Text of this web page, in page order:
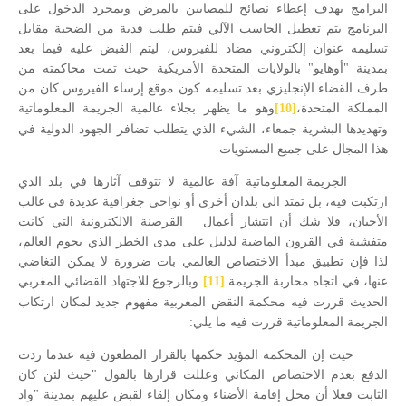
البرامج بهدف إعطاء نصائح للمصابين بالمرض وبمجرد الدخول على
البرنامج يتم تعطيل الحاسب الآلي فيتم طلب فدية من الضحية مقابل
تسليمه عنوان إلكتروني مضاد للفيروس، ليتم القبض عليه فيما بعد
بمدينة "أوهايو" بالولايات المتحدة الأمريكية حيث تمت محاكمته من
طرف القضاء الإنجليزي بعد تسليمه كون موقع إرساء الفيروس كان من
المملكة المتحدة، [10] وهو ما يظهر بجلاء عالمية الجريمة المعلوماتية
وتهديدها البشرية جمعاء، الشيء الذي يتطلب تضافر الجهود الدولية في
هذا المجال على جميع المستويات
الجريمة المعلوماتية آفة عالمية لا تتوقف آثارها في بلد الذي
ارتكبت فيه، بل تمتد الى بلدان أخرى أو نواحي جغرافية عديدة في غالب
الأحيان، فلا شك أن انتشار أعمال
القرصنة الالكترونية التي كانت
متفشية في القرون الماضية لدليل على مدى الخطر الذي يحوم العالم،
لذا فإن تطبيق مبدأ الاختصاص العالمي بات ضرورة لا يمكن التغاضي
عنها، في اتجاه محاربة الجريمة. [11] وبالرجوع للاجتهاد القضائي المغربي
الحديث قررت فيه محكمة النقض المغربية مفهوم جديد لمكان ارتكاب
الجريمة المعلوماتية قررت فيه ما يلي:
حيث إن المحكمة المؤيد حكمها بالقرار المطعون فيه عندما ردت
الدفع بعدم الاختصاص المكاني وعللت قرارها بالقول "حيث لئن كان
الثابت فعلا أن محل إقامة الأضناء ومكان إلقاء لقبض عليهم بمدينة "واد